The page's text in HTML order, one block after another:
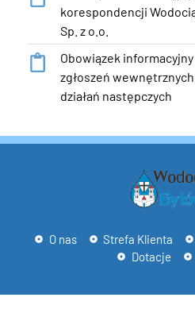
korespondencji
Sp. z o.o.
Obowiązek
zgłoszeń
działań następczych
O nas Strefa Klienta
Dotacje